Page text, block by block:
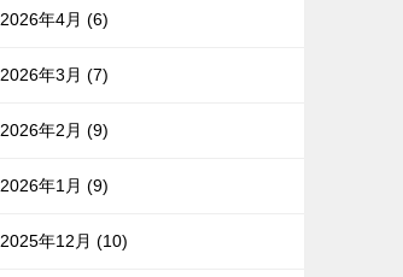
2026年4月 (6)
2026年3月 (7)
2026年2月 (9)
2026年1月 (9)
2025年12月 (10)